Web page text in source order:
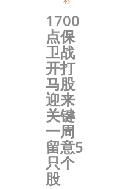
1700
点保
卫战
开打
马股
迎来
关键
一周
留意5
只个
股